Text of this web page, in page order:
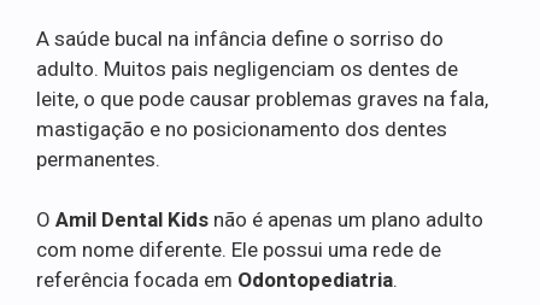
A saúde bucal na infância define o sorriso do
adulto. Muitos pais negligenciam os dentes de
leite, o que pode causar problemas graves na fala,
mastigação e no posicionamento dos dentes
permanentes.
O Amil Dental Kids não é apenas um plano adulto
com nome diferente. Ele possui uma rede de
referência focada em Odontopediatria.